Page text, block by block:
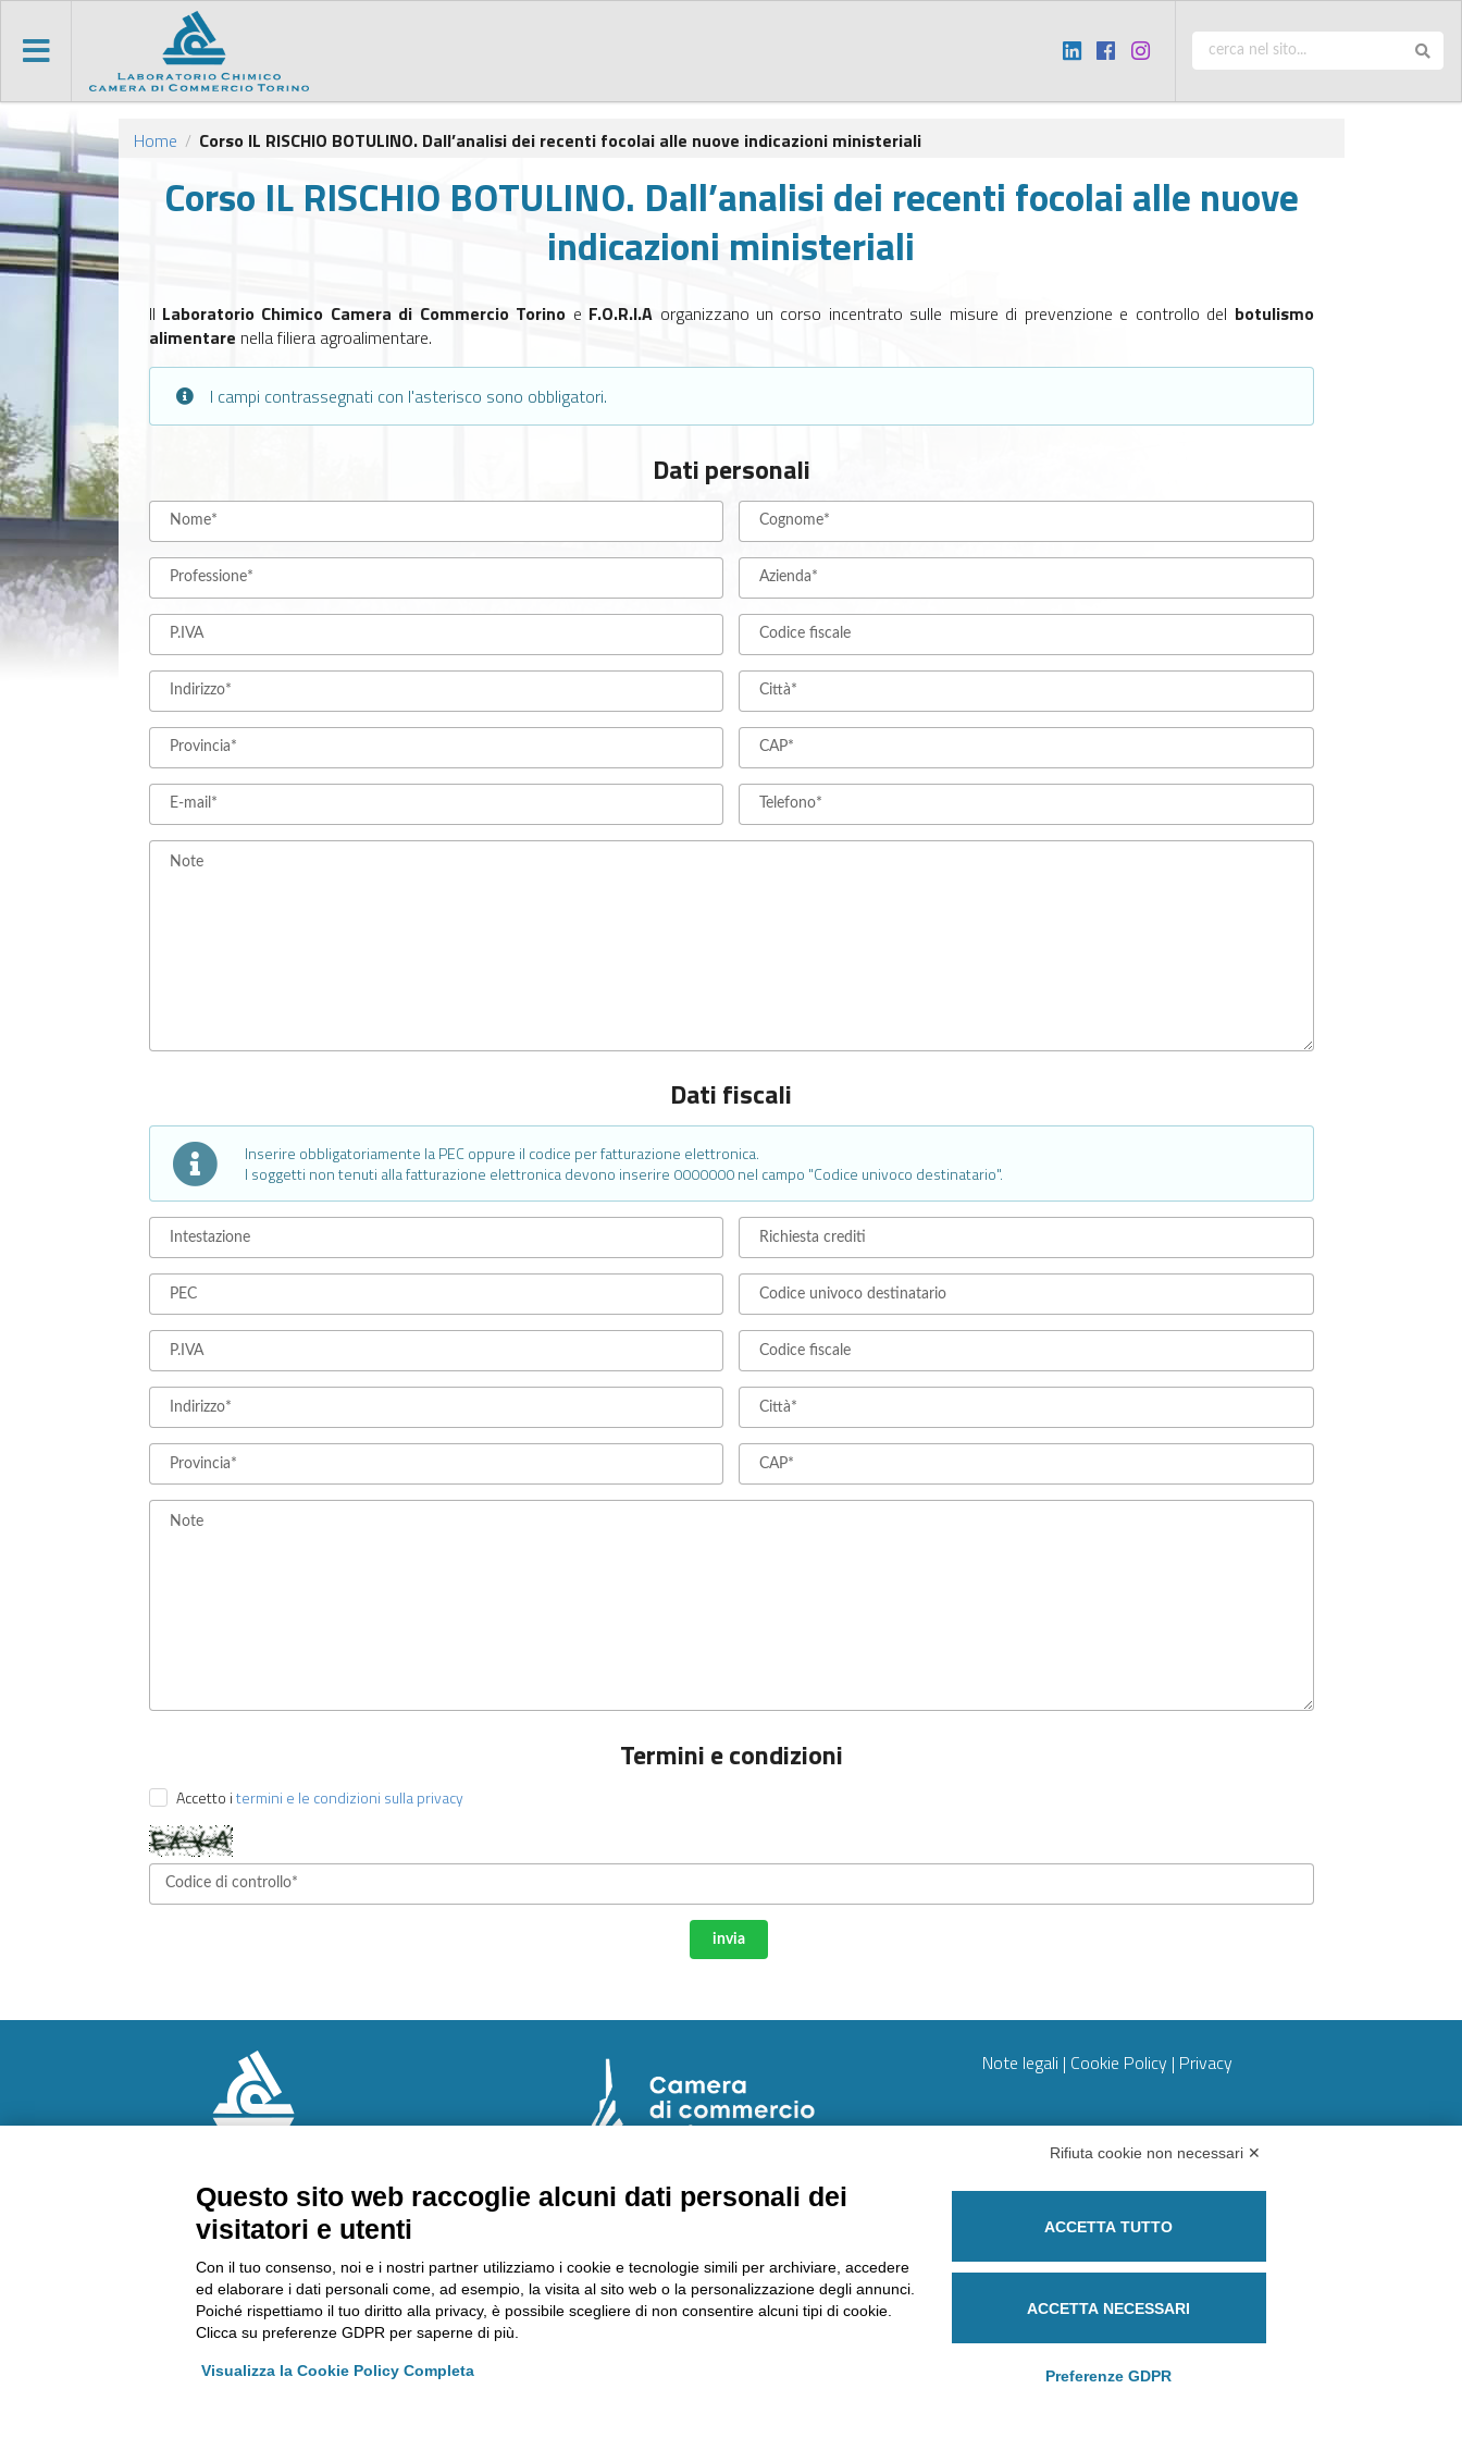
Home / Corso IL RISCHIO BOTULINO. Dall’analisi dei recenti focolai alle nuove indicazioni ministeriali
Corso IL RISCHIO BOTULINO. Dall’analisi dei recenti focolai alle nuove
indicazioni ministeriali
Il Laboratorio Chimico Camera di Commercio Torino e F.O.R.I.A organizzano un corso incentrato sulle misure di prevenzione e controllo del botulismo
alimentare nella filiera agroalimentare.
I campi contrassegnati con l'asterisco sono obbligatori.
Dati personali
Dati fiscali
Inserire obbligatoriamente la PEC oppure il codice per fatturazione elettronica.
I soggetti non tenuti alla fatturazione elettronica devono inserire 0000000 nel campo "Codice univoco destinatario".
Termini e condizioni
Accetto itermini e le condizioni sulla privacy
Note legali | Cookie Policy | Privacy
CHI SIAMO
Come arrivare
Richiedi un preventivo
Otto srl
AMMINISTRAZIONE
Lavora con noi
Riconoscimenti
Segnalazioni
Via Ventimiglia, 165 - 10127 Torino
Tel011 6700111Fax011 6700100
E-maillabchim@lab-to.camcom.it
Partita IVA 09273250010
Regime split payment
Rifiuta cookie non necessari ✕
Questo sito web raccoglie alcuni dati personali dei
visitatori e utenti
Con il tuo consenso, noi e i nostri partner utilizziamo i cookie e tecnologie simili per archiviare, accedere
ed elaborare i dati personali come, ad esempio, la visita al sito web o la personalizzazione degli annunci.
Poiché rispettiamo il tuo diritto alla privacy, è possibile scegliere di non consentire alcuni tipi di cookie.
Clicca su preferenze GDPR per saperne di più.
Visualizza la Cookie Policy Completa
ACCETTA TUTTO
ACCETTA NECESSARI
Preferenze GDPR